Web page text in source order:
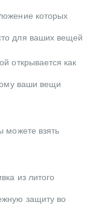
которых
для ваших вещей
открывается как
ваши вещи
можете взять
из литого
защиту во